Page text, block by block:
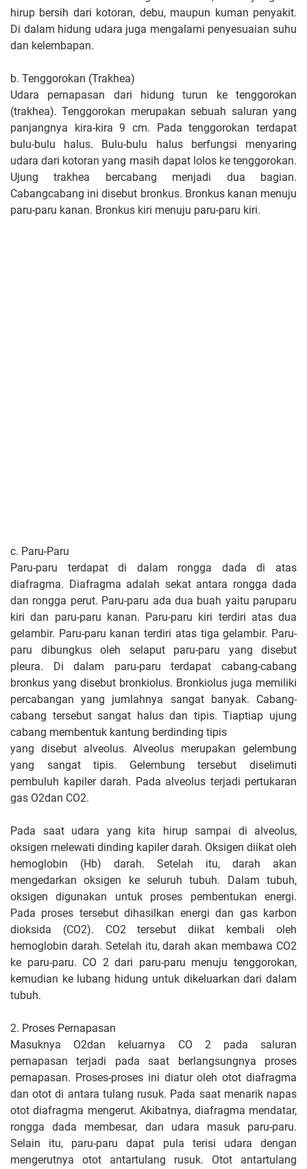
hirup bersih dari kotoran, debu, maupun kuman penyakit.
Di dalam hidung udara juga mengalami penyesuaian suhu
dan kelembapan.
b. Tenggorokan (Trakhea)
Udara pernapasan dari hidung turun ke tenggorokan
(trakhea). Tenggorokan merupakan sebuah saluran yang
panjangnya kira-kira 9 cm. Pada tenggorokan terdapat
bulu-bulu halus. Bulu-bulu halus berfungsi menyaring
udara dari kotoran yang masih dapat lolos ke tenggorokan.
Ujung trakhea bercabang menjadi dua bagian.
Cabangcabang ini disebut bronkus. Bronkus kanan menuju
paru-paru kanan. Bronkus kiri menuju paru-paru kiri.
c. Paru-Paru
Paru-paru terdapat di dalam rongga dada di atas
diafragma. Diafragma adalah sekat antara rongga dada
dan rongga perut. Paru-paru ada dua buah yaitu paruparu
kiri dan paru-paru kanan. Paru-paru kiri terdiri atas dua
gelambir. Paru-paru kanan terdiri atas tiga gelambir. Paru-
paru dibungkus oleh selaput paru-paru yang disebut
pleura. Di dalam paru-paru terdapat cabang-cabang
bronkus yang disebut bronkiolus. Bronkiolus juga memiliki
percabangan yang jumlahnya sangat banyak. Cabang-
cabang tersebut sangat halus dan tipis. Tiaptiap ujung
cabang membentuk kantung berdinding tipis
yang disebut alveolus. Alveolus merupakan gelembung
yang sangat tipis. Gelembung tersebut diselimuti
pembuluh kapiler darah. Pada alveolus terjadi pertukaran
gas O2dan CO2.
Pada saat udara yang kita hirup sampai di alveolus,
oksigen melewati dinding kapiler darah. Oksigen diikat oleh
hemoglobin (Hb) darah. Setelah itu, darah akan
mengedarkan oksigen ke seluruh tubuh. Dalam tubuh,
oksigen digunakan untuk proses pembentukan energi.
Pada proses tersebut dihasilkan energi dan gas karbon
dioksida (CO2). CO2 tersebut diikat kembali oleh
hemoglobin darah. Setelah itu, darah akan membawa CO2
ke paru-paru. CO 2 dari paru-paru menuju tenggorokan,
kemudian ke lubang hidung untuk dikeluarkan dari dalam
tubuh.
2. Proses Pernapasan
Masuknya O2dan keluarnya CO 2 pada saluran
pernapasan terjadi pada saat berlangsungnya proses
pernapasan. Proses-proses ini diatur oleh otot diafragma
dan otot di antara tulang rusuk. Pada saat menarik napas
otot diafragma mengerut. Akibatnya, diafragma mendatar,
rongga dada membesar, dan udara masuk paru-paru.
Selain itu, paru-paru dapat pula terisi udara dengan
mengerutnya otot antartulang rusuk. Otot antartulang